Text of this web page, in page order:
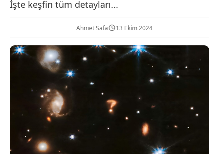
İşte keşfin tüm detayları...
Ahmet Safa 13 Ekim 2024